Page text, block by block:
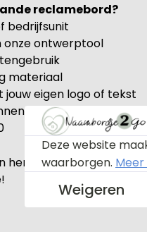
reclamebord?
bedrijfsunit
onze ontwerptool
materiaal
eigen logo of tekst
24 uur verzonden
herkenbare eerste
Deze website
waarborgen. Meer
Weigeren